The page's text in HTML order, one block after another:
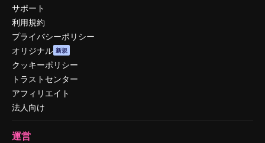
サポート
利用規約
プライバシーポリシー
オリジナル 新規
クッキーポリシー
トラストセンター
アフィリエイト
法人向け
運営